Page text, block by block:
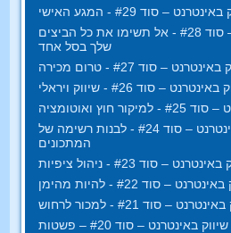
– סוד #29 - המגע האישי
סודות שיווק באינטרנט – סוד #28 - אל תשימו את כל הביצים
שלך בסל אחד
– סוד #27 - טרום מכירה
– סוד #26 - שיווק ויראלי
ואוטומציה
סודות שיווק באינטרנט – סוד #24 - לבנות רשימה של
המתכונים
– סוד #23 - ניהול ציפיות
– סוד #22 - להיות מהימן
– סוד #21 - למכור לרחוש
באינטרנט – סוד #20 – פשטות